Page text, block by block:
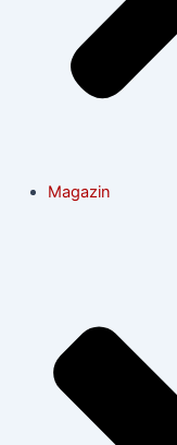
Magazin